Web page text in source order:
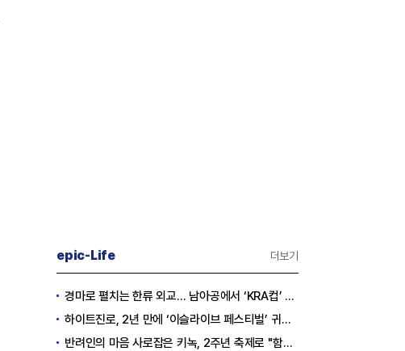
epic-Life 더보기
경마로 펼치는 한류 외교… 남아공에서 ‘KRA컵’ 개최하는 한국마사회
하이트진로, 2년 만에 ‘이슬라이브 페스티벌’ 귀환…25,000명 규모 대확장
반려인의 마음 사로잡은 키녹, 2주년 축제로 "함께하는 즐거움"을 선물하다